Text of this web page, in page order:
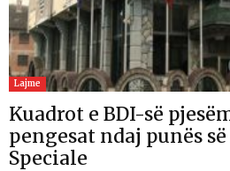
Lajme
Kuadrot e BDI-së
pengesat ndaj punës
Speciale